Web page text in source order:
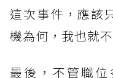
這次事件，應該
機為何，我也就
最後，不管職